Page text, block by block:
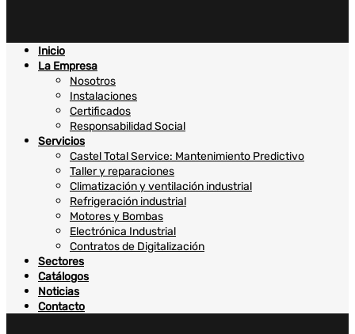
Inicio
La Empresa
Nosotros
Instalaciones
Certificados
Responsabilidad Social
Servicios
Castel Total Service: Mantenimiento Predictivo
Taller y reparaciones
Climatización y ventilación industrial
Refrigeración industrial
Motores y Bombas
Electrónica Industrial
Contratos de Digitalización
Sectores
Catálogos
Noticias
Contacto